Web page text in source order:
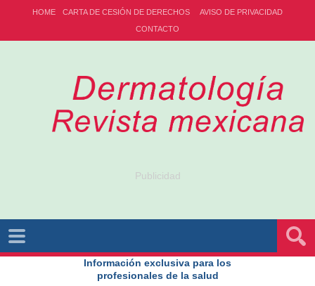
HOME CARTA DE CESIÓN DE DERECHOS
AVISO DE PRIVACIDAD
CONTACTO
Publicidad
Información exclusiva para los
profesionales de la salud